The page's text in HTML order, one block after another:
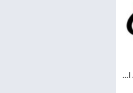
تحميل ازار مهكر 2026 Azar اخر اصدار